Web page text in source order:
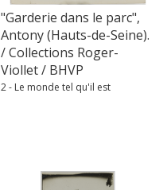
"Garderie dans le parc",
Antony (Hauts-de-Seine).
/ Collections Roger-
Viollet / BHVP
2 - Le monde tel qu'il est